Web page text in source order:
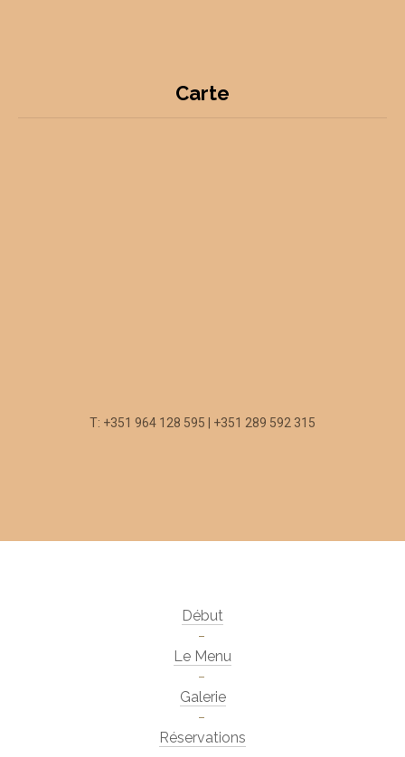
Carte
T: +351 964 128 595 | +351 289 592 315
Début
Le Menu
Galerie
Réservations